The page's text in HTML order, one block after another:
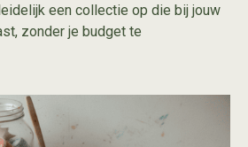
een collectie op die bij jouw
zonder je budget te